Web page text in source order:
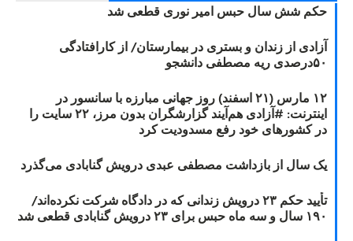
حکم شش سال حبس امیر نوری قطعی شد
آزادی از زندان و بستری در بیمارستان/ از کارافتادگی
۵۰درصدی ریه مصطفی دانشجو
۱۲ مارس (۲۱ اسفند) روز جهانی مبارزه با سانسور در
اینترنت: #آزادی هم‌آیند گزارشگران‌ بدون مرز، ۲۲ سایت را
در کشورهای خود رفع مسدودیت کرد
یک سال از بازداشت مصطفی عبدی درویش گنابادی می‌گذرد
تأیید حکم ۲۳ درویش زندانی که در دادگاه شرکت نکرده‌اند/
۱۹۰ سال و سه ماه حبس برای ۲۳ درویش گنابادی قطعی شد